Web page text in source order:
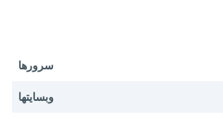
سرورها
وبسایتها